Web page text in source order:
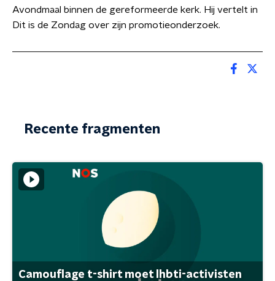
Avondmaal binnen de gereformeerde kerk. Hij vertelt in
Dit is de Zondag over zijn promotieonderzoek.
Recente fragmenten
Camouflage t-shirt moet lhbti-activisten